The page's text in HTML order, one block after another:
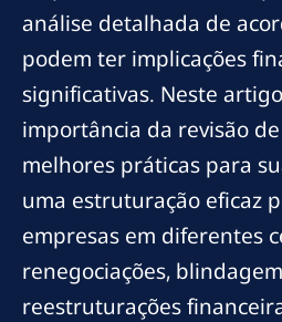
análise detalhada de
podem ter implicações
significativas. Neste
importância da revisão
melhores práticas para
uma estruturação eficaz
empresas em diferentes
renegociações,
reestruturações